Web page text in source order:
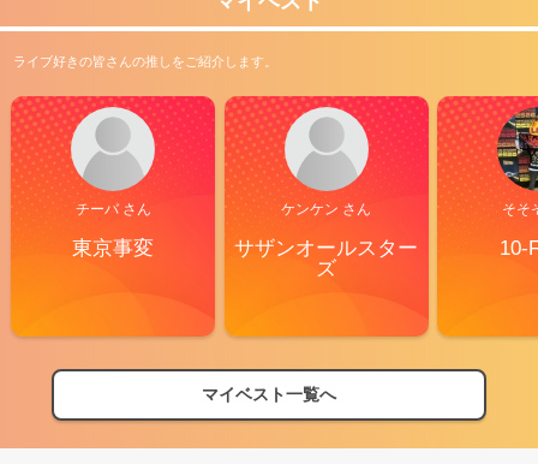
ライブ好きの皆さんの推しをご紹介します。
チーバ さん
東京事変
ケンケン さん
サザンオールスター
ズ
そそ
10-
マイベスト一覧へ